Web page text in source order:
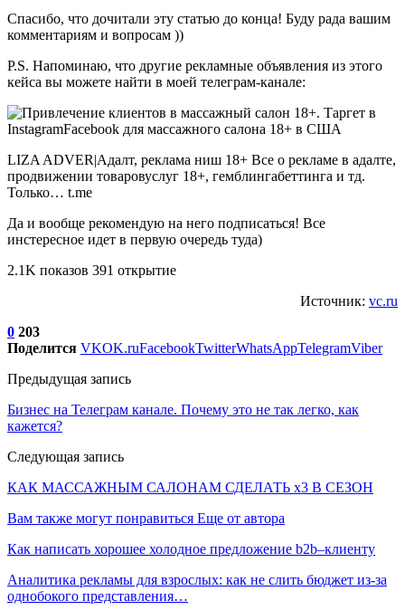
Спасибо, что дочитали эту статью до конца! Буду рада вашим
комментариям и вопросам ))
P.S. Напоминаю, что другие рекламные объявления из этого
кейса вы можете найти в моей телеграм-канале:
LIZA ADVER|Адалт, реклама ниш 18+ Все о рекламе в адалте,
продвижении товаровуслуг 18+, гемблингабеттинга и тд.
Только… t.me
Да и вообще рекомендую на него подписаться! Все
инстересное идет в первую очередь туда)
2.1K показов 391 открытие
Источник: vc.ru
0 203
Поделится VKOK.ruFacebookTwitterWhatsAppTelegramViber
Предыдущая запись
Бизнес на Телеграм канале. Почему это не так легко, как
кажется?
Следующая запись
КАК МАССАЖНЫМ САЛОНАМ СДЕЛАТЬ х3 В СЕЗОН
Вам также могут понравиться Еще от автора
Как написать хорошее холодное предложение b2b–клиенту
Аналитика рекламы для взрослых: как не слить бюджет из-за
однобокого представления…